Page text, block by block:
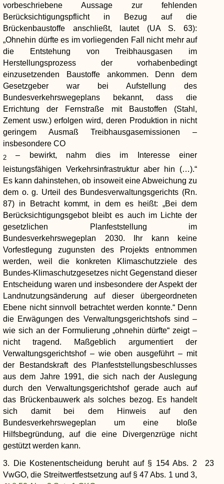
vorbeschriebene Aussage zur fehlenden
Berücksichtigungspflicht in Bezug auf die
Brückenbaustoffe anschließt, lautet (UA S. 63):
„Ohnehin dürfte es im vorliegenden Fall nicht mehr auf
die Entstehung von Treibhausgasen im
Herstellungsprozess der vorhabenbedingt
einzusetzenden Baustoffe ankommen. Denn dem
Gesetzgeber war bei Aufstellung des
Bundesverkehrswegeplans bekannt, dass die
Errichtung der Fernstraße mit Baustoffen (Stahl,
Zement usw.) erfolgen wird, deren Produktion in nicht
geringem Ausmaß Treibhausgasemissionen –
insbesondere CO
2 – bewirkt, nahm dies im Interesse einer
leistungsfähigen Verkehrsinfrastruktur aber hin (…).“
Es kann dahinstehen, ob insoweit eine Abweichung zu
dem o. g. Urteil des Bundesverwaltungsgerichts (Rn.
87) in Betracht kommt, in dem es heißt: „Bei dem
Berücksichtigungsgebot bleibt es auch im Lichte der
gesetzlichen Planfeststellung im
Bundesverkehrswegeplan 2030. Ihr kann keine
Vorfestlegung zugunsten des Projekts entnommen
werden, weil die konkreten Klimaschutzziele des
Bundes-Klimaschutzgesetzes nicht Gegenstand dieser
Entscheidung waren und insbesondere der Aspekt der
Landnutzungsänderung auf dieser übergeordneten
Ebene nicht sinnvoll betrachtet werden konnte.“ Denn
die Erwägungen des Verwaltungsgerichtshofs sind –
wie sich an der Formulierung „ohnehin dürfte“ zeigt –
nicht tragend. Maßgeblich argumentiert der
Verwaltungsgerichtshof – wie oben ausgeführt – mit
der Bestandskraft des Planfeststellungsbeschlusses
aus dem Jahre 1991, die sich nach der Auslegung
durch den Verwaltungsgerichtshof gerade auch auf
das Brückenbauwerk als solches bezog. Es handelt
sich damit bei dem Hinweis auf den
Bundesverkehrswegeplan um eine bloße
Hilfsbegründung, auf die eine Divergenzrüge nicht
gestützt werden kann.
23
3. Die Kostenentscheidung beruht auf § 154 Abs. 2
VwGO, die Streitwertfestsetzung auf § 47 Abs. 1 und 3,